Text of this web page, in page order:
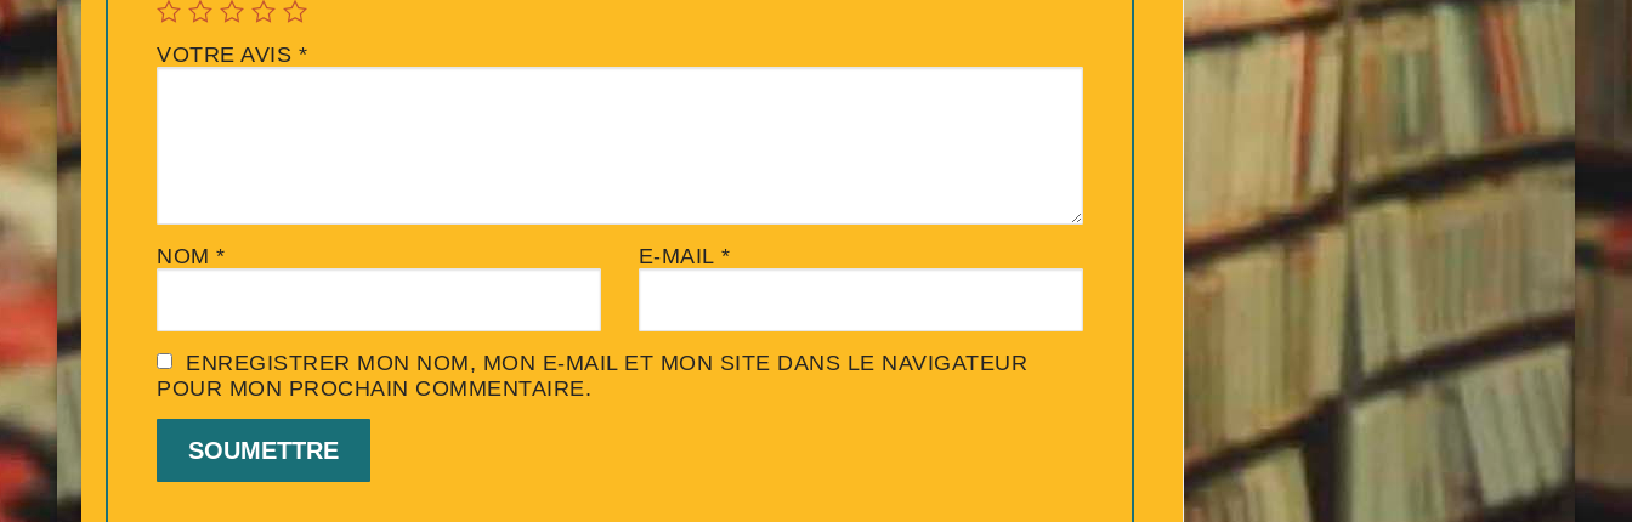
VOTRE AVIS *
NOM * E-MAIL *
ENREGISTRER MON NOM, MON E-MAIL ET MON SITE DANS LE NAVIGATEUR
POUR MON PROCHAIN COMMENTAIRE.